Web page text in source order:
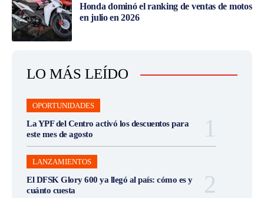
Honda dominó el ranking de ventas de motos
en julio en 2026
LO MÁS LEÍDO
OPORTUNIDADES
La YPF del Centro activó los descuentos para
este mes de agosto
LANZAMIENTOS
El DFSK Glory 600 ya llegó al país: cómo es y
cuánto cuesta